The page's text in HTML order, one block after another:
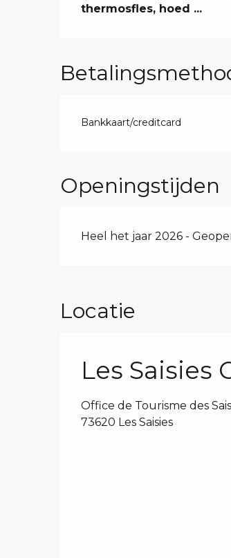
thermosfles, hoed ...
Bankkaart/creditcard
Openingstijden
Heel het jaar 2026 -
Locatie
Les Saisies
Office de Tourisme des
73620 Les Saisies